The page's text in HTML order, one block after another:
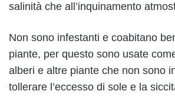
salinità che all’inquinamento
Non sono infestanti e coabitano
piante, per questo sono usate
alberi e altre piante che non sono
tollerare l’eccesso di sole e la